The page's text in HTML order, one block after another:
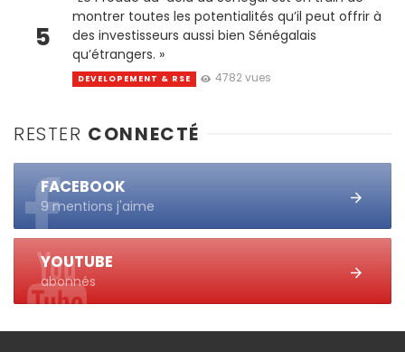
5
montrer toutes les potentialités qu’il peut offrir à
des investisseurs aussi bien Sénégalais
qu’étrangers. »
DEVELOPEMENT & RSE 4782 vues
RESTER CONNECTÉ
FACEBOOK
9 mentions j'aime
YOUTUBE
abonnés